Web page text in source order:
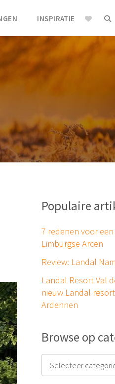
INSPIRATIE
Populaire
7 redenen voor
Limburgse Arcen
Review: Landal
Landal Resort Val
nieuw Landal
Ardennen
Browse op